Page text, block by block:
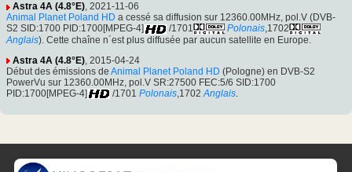
Astra 4A (4.8°E), 2021-11-06
Animal Planet Poland HD a cessé sa diffusion sur 12360.00MHz, pol.V (DVB-
S2 SID:1700 PID:1700[MPEG-4]
/1701 Polonais,1702
Anglais). Cette chaîne n´est plus diffusée par aucun satellite en Europe.
Astra 4A (4.8°E), 2015-04-24
Début des émissions de Animal Planet Poland HD (Pologne) en DVB-S2
PowerVu sur 12360.00MHz, pol.V SR:27500 FEC:5/6 SID:1700
PID:1700[MPEG-4]
/1701 Polonais,1702 Anglais.